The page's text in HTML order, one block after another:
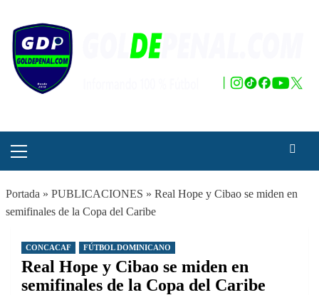
contenido
principal
Portada » PUBLICACIONES » Real Hope y Cibao se miden en
semifinales de la Copa del Caribe
CONCACAF FÚTBOL DOMINICANO
Real Hope y Cibao se miden en
semifinales de la Copa del Caribe